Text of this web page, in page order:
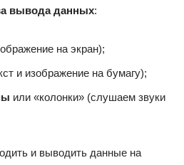
вывода данных:
на экран);
и изображение на бумагу);
или «колонки» (слушаем звуки
и выводить данные на